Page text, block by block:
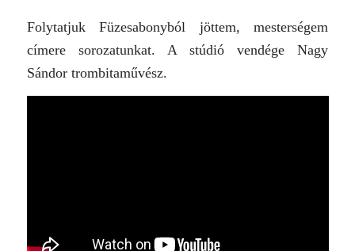
Folytatjuk Füzesabonyból jöttem, mesterségem
címere sorozatunkat. A stúdió vendége Nagy
Sándor trombitaművész.